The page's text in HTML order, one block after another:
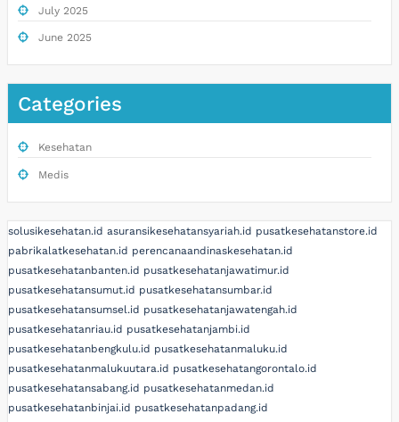
July 2025
June 2025
Categories
Kesehatan
Medis
solusikesehatan.id asuransikesehatansyariah.id pusatkesehatanstore.id
pabrikalatkesehatan.id perencanaandinaskesehatan.id
pusatkesehatanbanten.id pusatkesehatanjawatimur.id
pusatkesehatansumut.id pusatkesehatansumbar.id
pusatkesehatansumsel.id pusatkesehatanjawatengah.id
pusatkesehatanriau.id pusatkesehatanjambi.id
pusatkesehatanbengkulu.id pusatkesehatanmaluku.id
pusatkesehatanmalukuutara.id pusatkesehatangorontalo.id
pusatkesehatansabang.id pusatkesehatanmedan.id
pusatkesehatanbinjai.id pusatkesehatanpadang.id